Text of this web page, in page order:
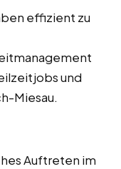
effizient zu
und
Miesau.
Auftreten im